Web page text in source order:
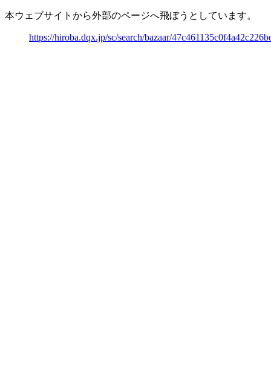
本ウェブサイトから外部のページへ飛ぼうとしています。
https://hiroba.dqx.jp/sc/search/bazaar/